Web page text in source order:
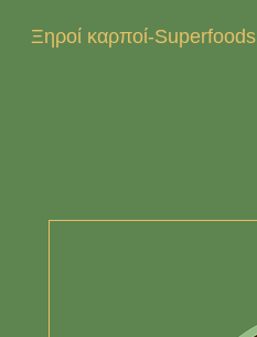
Ξηροί καρποί-Superfoods